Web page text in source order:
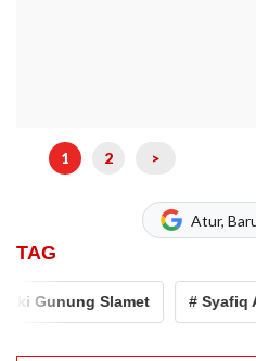
1 2 >
Atur,
TAG
Gunung Slamet # Syafiq Ali